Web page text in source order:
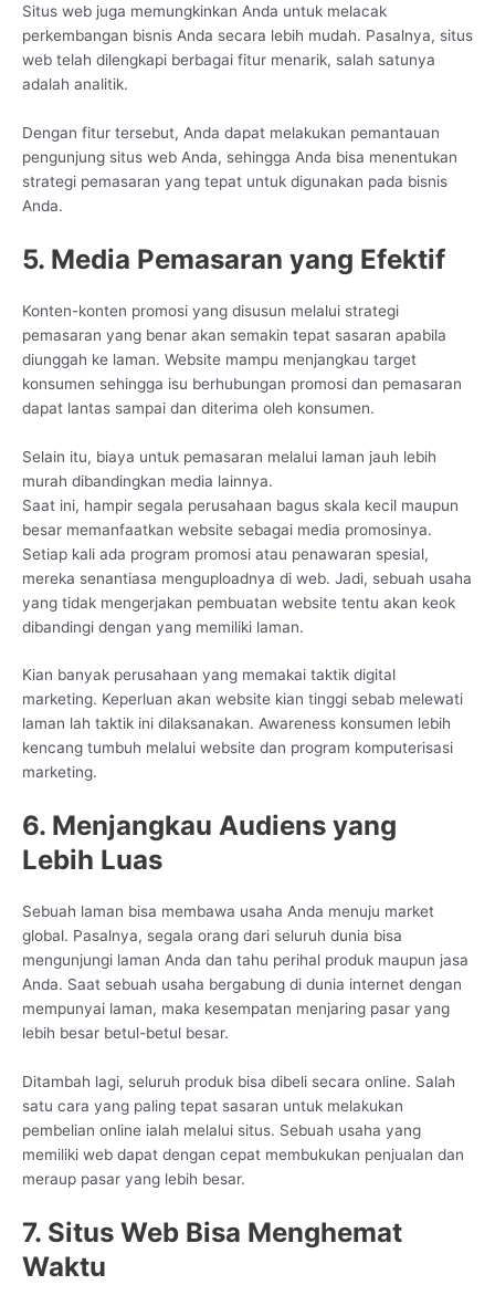
Situs web juga memungkinkan Anda untuk melacak
perkembangan bisnis Anda secara lebih mudah. Pasalnya, situs
web telah dilengkapi berbagai fitur menarik, salah satunya
adalah analitik.
Dengan fitur tersebut, Anda dapat melakukan pemantauan
pengunjung situs web Anda, sehingga Anda bisa menentukan
strategi pemasaran yang tepat untuk digunakan pada bisnis
Anda.
5. Media Pemasaran yang Efektif
Konten-konten promosi yang disusun melalui strategi
pemasaran yang benar akan semakin tepat sasaran apabila
diunggah ke laman. Website mampu menjangkau target
konsumen sehingga isu berhubungan promosi dan pemasaran
dapat lantas sampai dan diterima oleh konsumen.
Selain itu, biaya untuk pemasaran melalui laman jauh lebih
murah dibandingkan media lainnya.
Saat ini, hampir segala perusahaan bagus skala kecil maupun
besar memanfaatkan website sebagai media promosinya.
Setiap kali ada program promosi atau penawaran spesial,
mereka senantiasa menguploadnya di web. Jadi, sebuah usaha
yang tidak mengerjakan pembuatan website tentu akan keok
dibandingi dengan yang memiliki laman.
Kian banyak perusahaan yang memakai taktik digital
marketing. Keperluan akan website kian tinggi sebab melewati
laman lah taktik ini dilaksanakan. Awareness konsumen lebih
kencang tumbuh melalui website dan program komputerisasi
marketing.
6. Menjangkau Audiens yang
Lebih Luas
Sebuah laman bisa membawa usaha Anda menuju market
global. Pasalnya, segala orang dari seluruh dunia bisa
mengunjungi laman Anda dan tahu perihal produk maupun jasa
Anda. Saat sebuah usaha bergabung di dunia internet dengan
mempunyai laman, maka kesempatan menjaring pasar yang
lebih besar betul-betul besar.
Ditambah lagi, seluruh produk bisa dibeli secara online. Salah
satu cara yang paling tepat sasaran untuk melakukan
pembelian online ialah melalui situs. Sebuah usaha yang
memiliki web dapat dengan cepat membukukan penjualan dan
meraup pasar yang lebih besar.
7. Situs Web Bisa Menghemat
Waktu